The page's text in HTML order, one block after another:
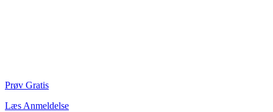
Prøv Gratis
Læs Anmeldelse